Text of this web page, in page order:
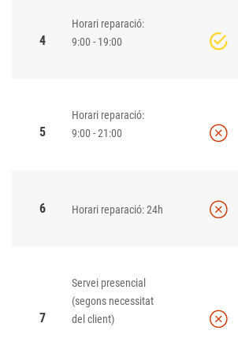
4
Horari reparació:
9:00 - 19:00
5
Horari reparació:
9:00 - 21:00
6 Horari reparació: 24h
7
Servei presencial
(segons necessitat
del client)